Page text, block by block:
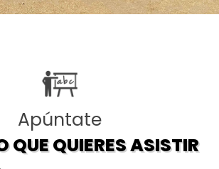
Apúntate
QUE QUIERES ASISTIR